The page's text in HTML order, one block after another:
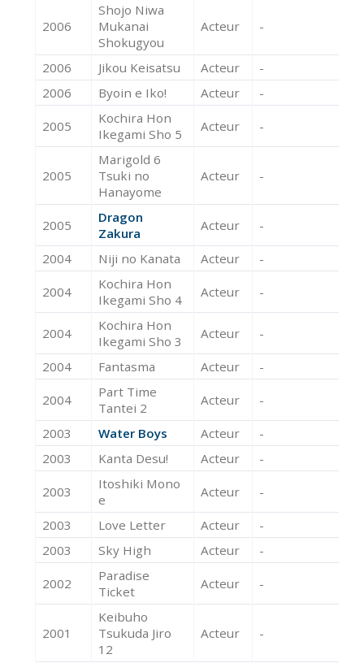
2006
Shojo Niwa
Mukanai
Shokugyou
Acteur -
2006 Jikou Keisatsu Acteur
-
2006
Byoin e Iko! Acteur -
2005
Kochira Hon
Ikegami Sho 5
Acteur -
2005
Marigold 6
Tsuki no
Hanayome
Acteur -
2005
Dragon
Zakura
Acteur -
2004 Niji no Kanata Acteur -
2004
Kochira Hon
Ikegami Sho 4
Acteur -
2004
Kochira Hon
Ikegami Sho 3
Acteur -
2004 Fantasma Acteur -
2004
Part Time
Tantei 2
Acteur -
2003 Water Boys Acteur
-
2003
Kanta Desu! Acteur -
2003
Itoshiki Mono
e
Acteur -
2003 Love Letter Acteur
-
2003
Sky High Acteur -
2002
Paradise
Ticket
Acteur -
2001
Keibuho
Tsukuda Jiro
12
Acteur -